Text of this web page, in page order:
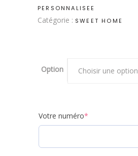
PERSONNALISEE
Catégorie : SWEET HOME
Option Choisir une option
Votre numéro*